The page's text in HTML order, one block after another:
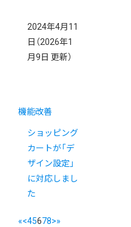
2024年4月11
日 （2026年1
月9日 更新）
機能改善
ショッピング
カートが「デ
ザイン設定」
に対応しまし
た
«<45678>»